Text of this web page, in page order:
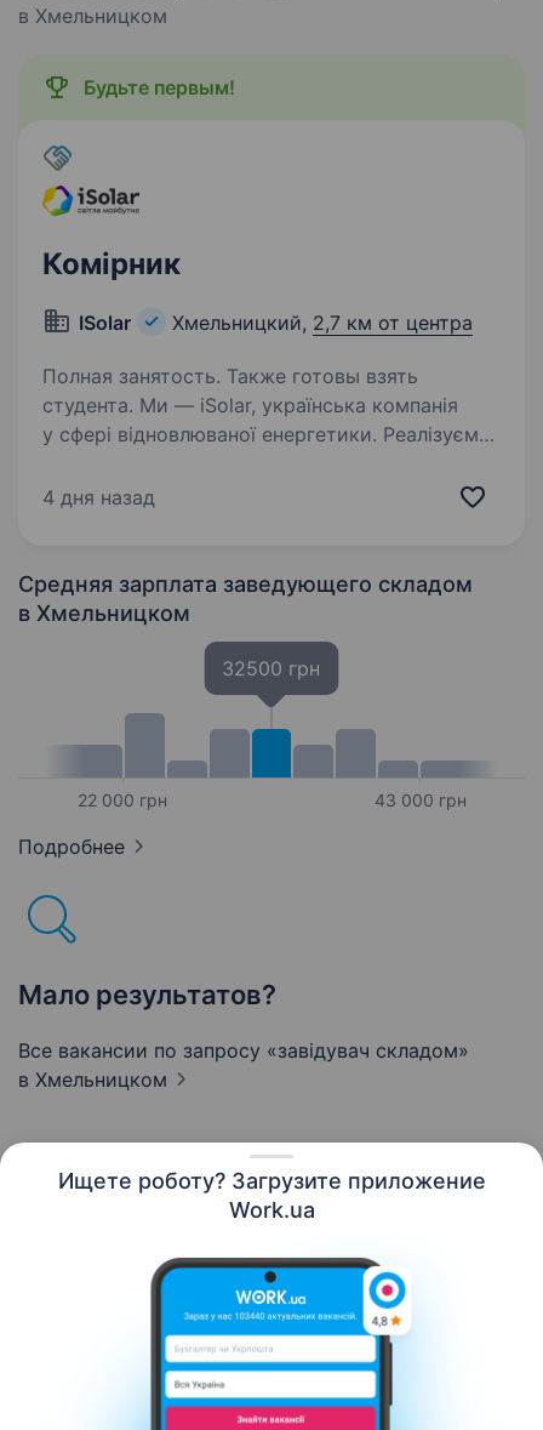
Ищете роботу? Загрузите приложение
Work.ua
в Хмельницком
Будьте первым!
Комірник
ISolar Хмельницкий, 2,7 км от центра
Полная занятость. Также готовы взять
студента. Ми — iSolar, українська компанія
у сфері відновлюваної енергетики. Реалізуємо
проєктування до монтажу та сервісу СЕС
4 дня назад
Средняя зарплата заведующего складом
в Хмельницком
22 000 грн
32500 грн
43 000 грн
Подробнее
Мало результатов?
Все вакансии по запросу «завідувач складом»
в Хмельницком
Контакты О нас
Карьера